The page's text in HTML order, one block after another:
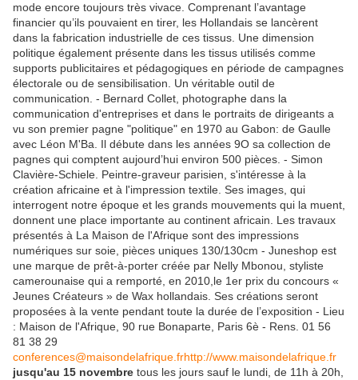
mode encore toujours très vivace. Comprenant l’avantage
financier qu’ils pouvaient en tirer, les Hollandais se lancèrent
dans la fabrication industrielle de ces tissus. Une dimension
politique également présente dans les tissus utilisés comme
supports publicitaires et pédagogiques en période de campagnes
électorale ou de sensibilisation. Un véritable outil de
communication. - Bernard Collet, photographe dans la
communication d'entreprises et dans le portraits de dirigeants a
vu son premier pagne "politique" en 1970 au Gabon: de Gaulle
avec Léon M'Ba. Il débute dans les années 9O sa collection de
pagnes qui comptent aujourd’hui environ 500 pièces. - Simon
Clavière-Schiele. Peintre-graveur parisien, s'intéresse à la
création africaine et à l'impression textile. Ses images, qui
interrogent notre époque et les grands mouvements qui la muent,
donnent une place importante au continent africain. Les travaux
présentés à La Maison de l'Afrique sont des impressions
numériques sur soie, pièces uniques 130/130cm - Juneshop est
une marque de prêt-à-porter créée par Nelly Mbonou, styliste
camerounaise qui a remporté, en 2010,le 1er prix du concours «
Jeunes Créateurs » de Wax hollandais. Ses créations seront
proposées à la vente pendant toute la durée de l’exposition - Lieu
: Maison de l'Afrique, 90 rue Bonaparte, Paris 6è - Rens. 01 56
81 38 29
conferences@maisondelafrique.frhttp://www.maisondelafrique.fr
jusqu'au 15 novembre tous les jours sauf le lundi, de 11h à 20h,